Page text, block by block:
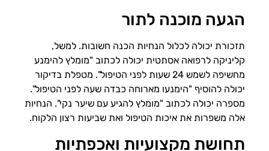
הגעה מוכנה לתור
תזכורת יכולה לכלול הנחיות הכנה חשובות. למשל,
קליניקה לרפואה אסתטית יכולה לכתוב "מומלץ להימנע
מחשיפה לשמש 24 שעות לפני הטיפול". מטפלת בדיקור
יכולה להוסיף "הימנעו מארוחה כבדה שעה לפני הטיפול".
מספרה יכולה לכתוב "מומלץ להגיע עם שיער נקי". הנחיות
אלה משפרות את איכות הטיפול ואת שביעות רצון הלקוח.
תחושת מקצועיות ואכפתיות